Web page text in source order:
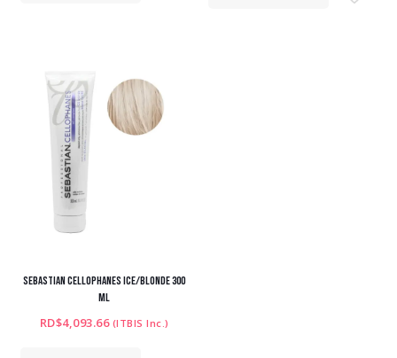
SEBASTIAN CELLOPHANES ICE/BLONDE 300
ML
RD$4,093.66 (ITBIS Inc.)